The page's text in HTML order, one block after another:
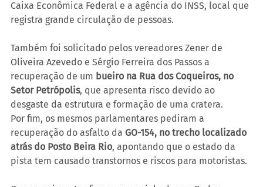
Caixa Econômica Federal e a agência do INSS, local que
registra grande circulação de pessoas.
Também foi solicitado pelos vereadores Zener de
Oliveira Azevedo e Sérgio Ferreira dos Passos a
recuperação de um bueiro na Rua dos Coqueiros, no
Setor Petrópolis, que apresenta risco devido ao
desgaste da estrutura e formação de uma cratera.
Por fim, os mesmos parlamentares pediram a
recuperação do asfalto da GO-154, no trecho localizado
atrás do Posto Beira Rio, apontando que o estado da
pista tem causado transtornos e riscos para motoristas.